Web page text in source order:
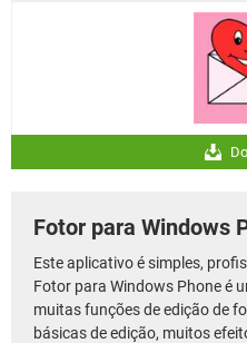
Fotor para Windows
Este aplicativo é simples,
Fotor para Windows Phone é
muitas funções de edição de
básicas de edição, muitos